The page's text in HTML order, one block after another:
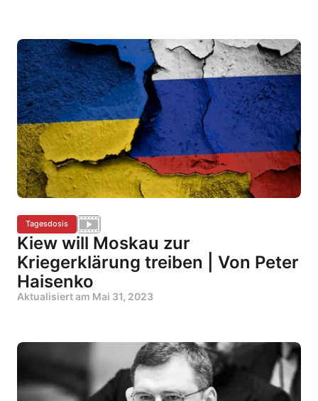
Tagesdosis
Kiew will Moskau zur
Kriegerklärung treiben | Von Peter
Haisenko
Aktualisiert am Mai 31, 2023